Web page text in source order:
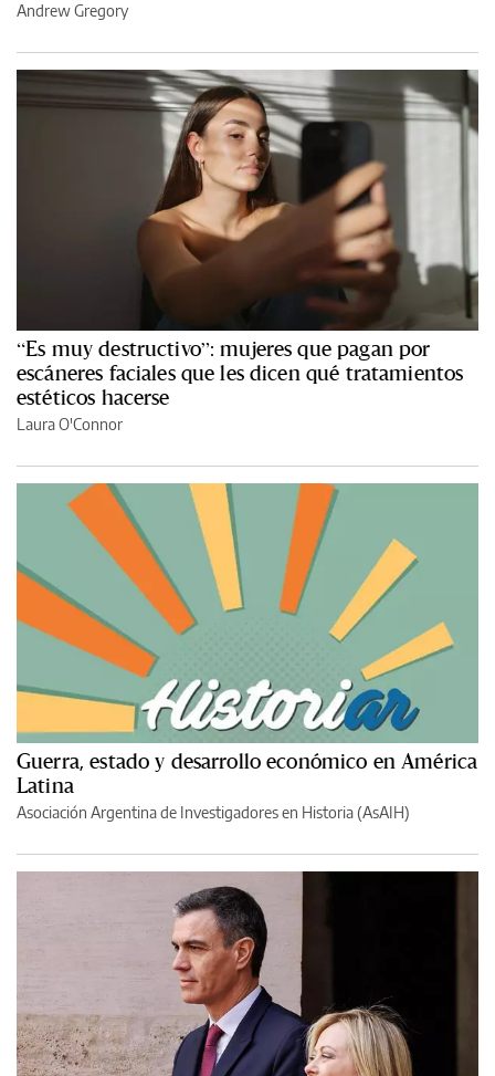
Andrew Gregory
“Es muy destructivo”: mujeres que pagan por
escáneres faciales que les dicen qué tratamientos
estéticos hacerse
Laura O'Connor
Guerra, estado y desarrollo económico en América
Latina
Asociación Argentina de Investigadores en Historia (AsAIH)